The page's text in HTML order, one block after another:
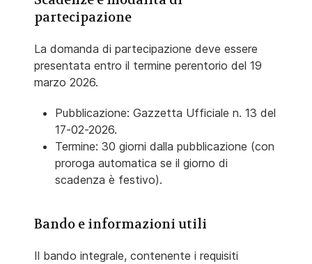
partecipazione
La domanda di partecipazione deve essere
presentata entro il termine perentorio del 19
marzo 2026.
Pubblicazione: Gazzetta Ufficiale n. 13 del
17-02-2026.
Termine: 30 giorni dalla pubblicazione (con
proroga automatica se il giorno di
scadenza è festivo).
Bando e informazioni utili
Il bando integrale, contenente i requisiti